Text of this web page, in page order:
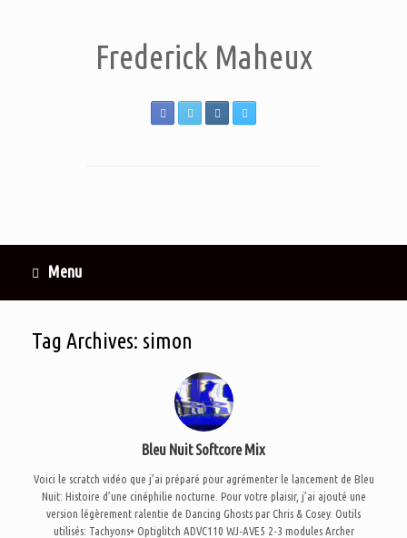
Frederick Maheux
Menu
Tag Archives: simon
Bleu Nuit Softcore Mix
Voici le scratch vidéo que j’ai préparé pour agrémenter le lancement de Bleu
Nuit: Histoire d’une cinéphilie nocturne. Pour votre plaisir, j’ai ajouté une
version légèrement ralentie de Dancing Ghosts par Chris & Cosey. Outils
utilisés: Tachyons+ Optiglitch ADVC110 WJ-AVE5 2-3 modules Archer